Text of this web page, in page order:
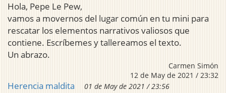
Hola, Pepe Le Pew,
vamos a movernos del lugar común en tu mini para
rescatar los elementos narrativos valiosos que
contiene. Escríbemes y tallereamos el texto.
Un abrazo.
Carmen Simón
12 de May de 2021 / 23:32
Herencia maldita
01 de May de 2021 / 23:56